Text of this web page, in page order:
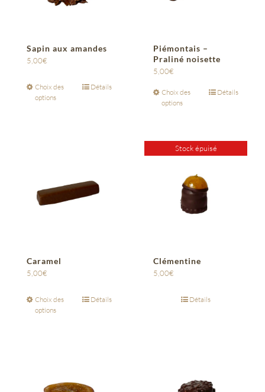
Sapin aux amandes
5,00€
Choix des
options
Détails
Piémontais –
Praliné noisette
5,00€
Choix des
options
Détails
Caramel
5,00€
Choix des
options
Détails
Stock épuisé
Clémentine
5,00€
Détails